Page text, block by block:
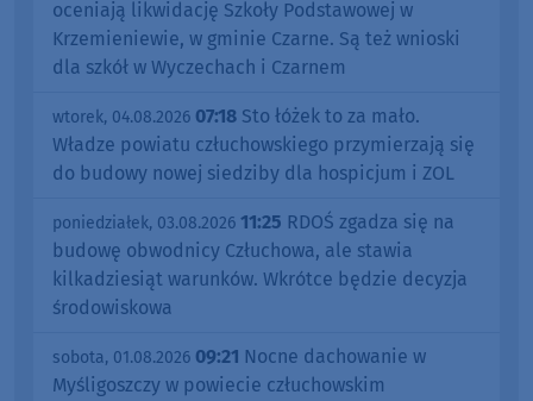
oceniają likwidację Szkoły Podstawowej w
Krzemieniewie, w gminie Czarne. Są też wnioski
dla szkół w Wyczechach i Czarnem
wtorek, 04.08.2026 07:18 Sto łóżek to za mało.
Władze powiatu człuchowskiego przymierzają się
do budowy nowej siedziby dla hospicjum i ZOL
poniedziałek, 03.08.2026 11:25 RDOŚ zgadza się na
budowę obwodnicy Człuchowa, ale stawia
kilkadziesiąt warunków. Wkrótce będzie decyzja
środowiskowa
sobota, 01.08.2026 09:21 Nocne dachowanie w
Myśligoszczy w powiecie człuchowskim